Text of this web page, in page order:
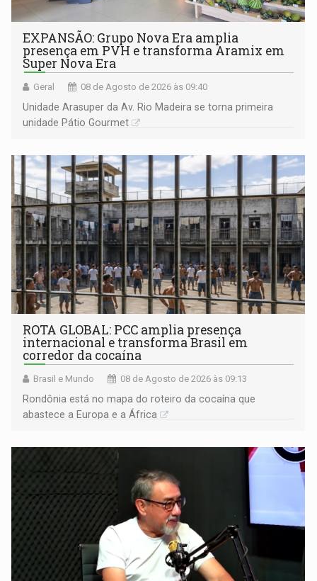
EXPANSÃO: Grupo Nova Era amplia
presença em PVH e transforma Aramix em
Super Nova Era
Geral 08 de Agosto de 2026 às 09:40
Unidade Arasuper da Av. Rio Madeira se torna primeira
unidade Pátio Gourmet
ROTA GLOBAL: PCC amplia presença
internacional e transforma Brasil em
corredor da cocaína
Brasil e Mundo 08 de Agosto de 2026 às 09:13
Rondônia está no mapa do roteiro da cocaína que
abastece a Europa e a África